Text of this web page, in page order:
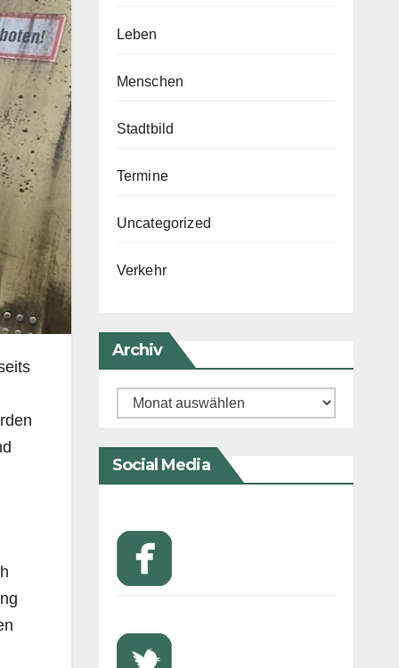
Leben
Menschen
Stadtbild
Termine
Uncategorized
Verkehr
Archiv
Archiv
Social Media